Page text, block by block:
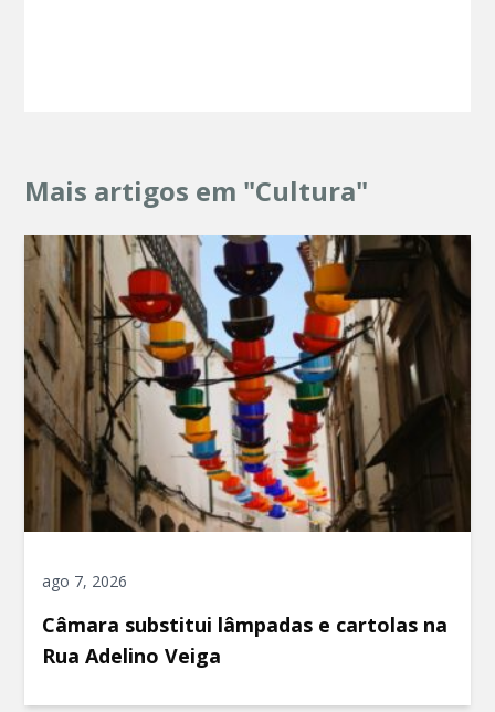
Mais artigos em "Cultura"
ago 7, 2026
Câmara substitui lâmpadas e cartolas na
Rua Adelino Veiga